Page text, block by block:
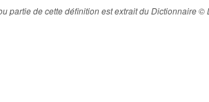
partie de cette définition est extrait du Dictionnaire